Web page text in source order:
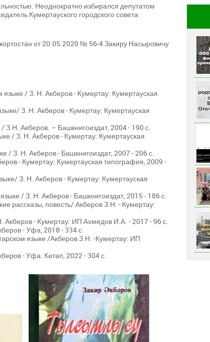
Неоднократно избирался депутатом
Кумертауского городского совета
от 20.05.2020 № 56-4 Закиру Насыровичу
/ З. Н. Акберов - Кумертау: Кумертауская
З. Н. Акберов - Кумертау: Кумертауская
З.Н. Акберов. – Башкнигоиздат, 2004 - 190 с.
/ З. Н. Акберов - Кумертау: Кумертауская
/ З. Н. Акберов - Башкнигоиздат, 2007 - 206 с.
- Кумертау: Кумертауская типография, 2009 -
З. Н. Акберов - Кумертау: Кумертауская
/ З. Н. Акберов - Башкнигоиздат, 2015 - 186 с.
рассказы, повесть/ Акберов З.Н. - Кумертау:
Акберов - Кумертау: ИП Ахмедов И.А. - 2017 - 96 с.
- Уфа, 2018 - 334 с.
языке /Акберов З.Н. -Кумертау: ИП
- Уфа: Китап, 2022 - 304 с.